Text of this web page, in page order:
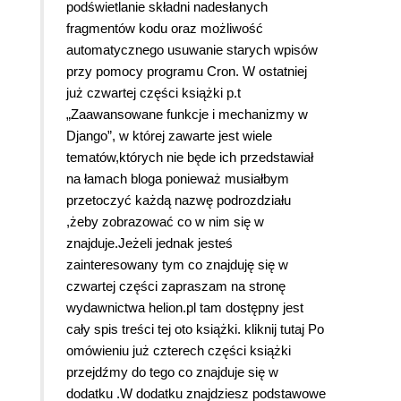
podświetlanie składni nadesłanych
fragmentów kodu oraz możliwość
automatycznego usuwanie starych wpisów
przy pomocy programu Cron. W ostatniej
już czwartej części książki p.t
„Zaawansowane funkcje i mechanizmy w
Django”, w której zawarte jest wiele
tematów,których nie będe ich przedstawiał
na łamach bloga ponieważ musiałbym
przetoczyć każdą nazwę podrozdziału
,żeby zobrazować co w nim się w
znajduje.Jeżeli jednak jesteś
zainteresowany tym co znajduję się w
czwartej części zapraszam na stronę
wydawnictwa helion.pl tam dostępny jest
cały spis treści tej oto książki. kliknij tutaj Po
omówieniu już czterech części książki
przejdźmy do tego co znajduje się w
dodatku .W dodatku znajdziesz podstawowe